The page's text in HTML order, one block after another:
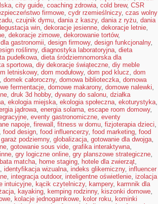
, city guide, coaching zdrowia, cold brew, CSR
firmowe, cydr rzemieślniczy, czas wolny
, czujnik dymu, dania z kaszy, dania z ryżu, dania
win, dekoracje jesienne, dekoracje letnie,
, dekoracje zimowe, dekorowanie tortów,
gastronomii, design firmowy, design funkcjonalny,
roślinny, diagnostyka laboratoryjna, dieta
pudełkowa, dieta śródziemnomorska dla
sportowa, diy dekoracje świąteczne, diy meble
letniskowy, dom modułowy, dom pod klucz, dom
, domek całoroczny, domowa biblioteczka, domowa
fermentacje, domowe makarony, domowe nalewki,
, druk 3d hobby, dywany do salonu, działka
, ekologia miejska, ekologia społeczna, ekoturystyka,
jądrowa, energia solarna, escape room domowy,
, eventy gastronomiczne, eventy
napoje, firewall , fitness w domu, fizjoterapia dzieci,
, food design, food influencerzy, food marketing, food
garaż podziemny, globalizacja, gotowanie dla dwojga,
, gotowanie sous vide, grafika interaktywna,
, gry logiczne online, gry planszowe strategiczne,
matcha, home staging, hotele dla zwierząt,
, identyfikacja wizualna, indeks glikemiczny, influencer
, integracja outdoor, inteligentne oświetlenie, izolacja
intuicyjne, kącik czytelniczy, kampery, karmnik dla
, kayaking, kemping rodzinny, kiszonki domowe,
, kolacje jednogarnkowe, kolor roku, kominki